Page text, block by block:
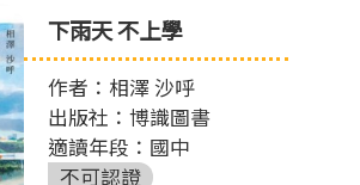
下雨天 不上學
作者：相澤 沙呼
出版社：博識圖書
適讀年段：國中
不可認證